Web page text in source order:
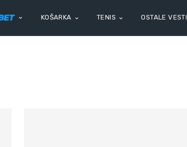
KOŠARKA TENIS OSTALE VESTI